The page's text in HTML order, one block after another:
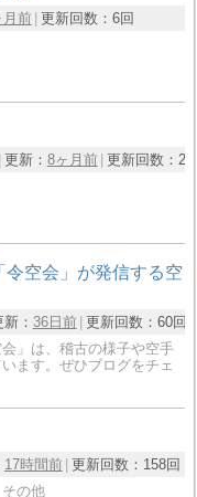
月前 更新回数： 6回
更新： 8ヶ月前 更新回数： 26
空会」が発信する空
新： 36日前 更新回数： 60回
」は、稽古の様子や空手
ます。ぜひブログをチェ
17時間前 更新回数： 158回
の他